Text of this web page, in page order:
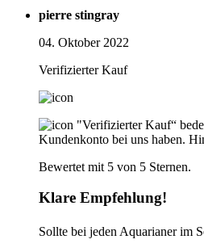
pierre stingray
04. Oktober 2022
Verifizierter Kauf
"Verifizierter Kauf“
Kundenkonto bei uns haben.
Bewertet mit 5 von 5 Sternen.
Klare Empfehlung!
Sollte bei jeden Aquarianer im